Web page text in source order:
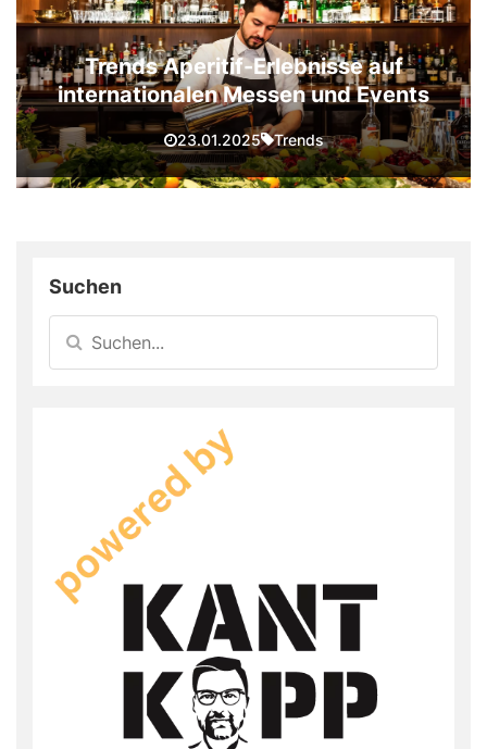
Trends Aperitif-Erlebnisse auf
internationalen Messen und Events
23.01.2025 Trends
Suchen